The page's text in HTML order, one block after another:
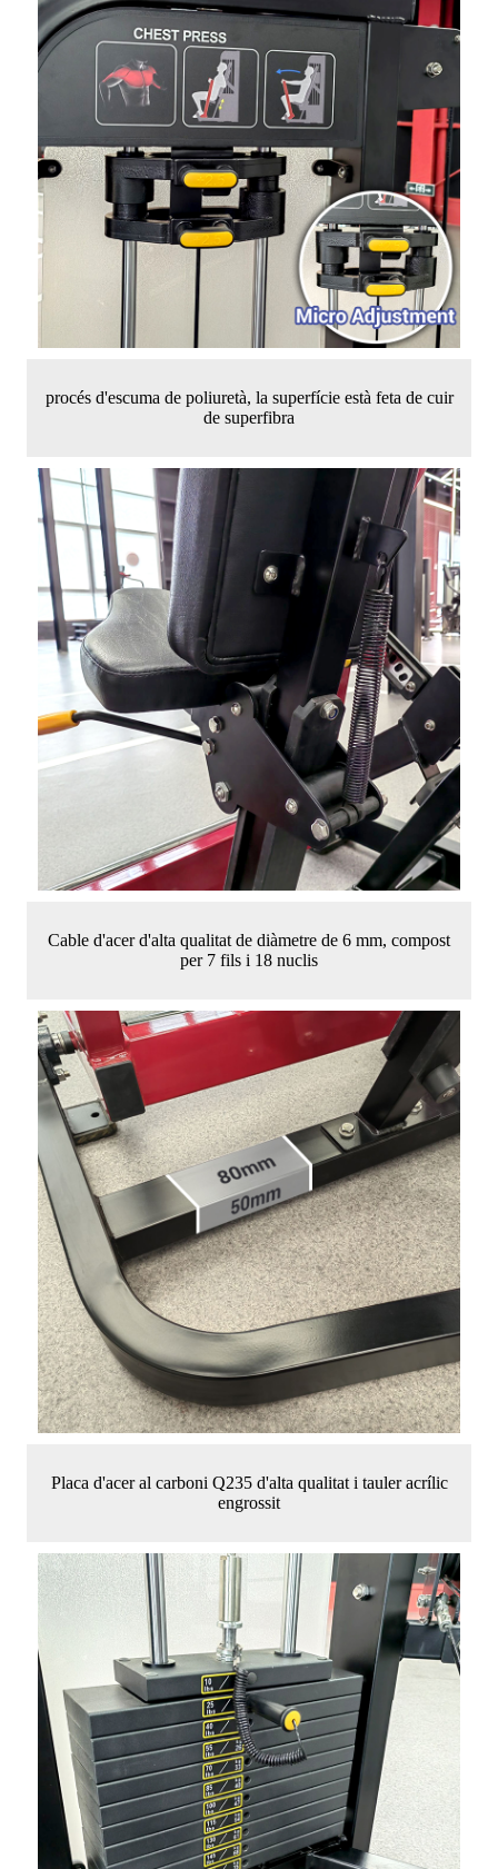
procés d'escuma de poliuretà, la superfície està feta de cuir
de superfibra
Cable d'acer d'alta qualitat de diàmetre de 6 mm, compost
per 7 fils i 18 nuclis
Placa d'acer al carboni Q235 d'alta qualitat i tauler acrílic
engrossit